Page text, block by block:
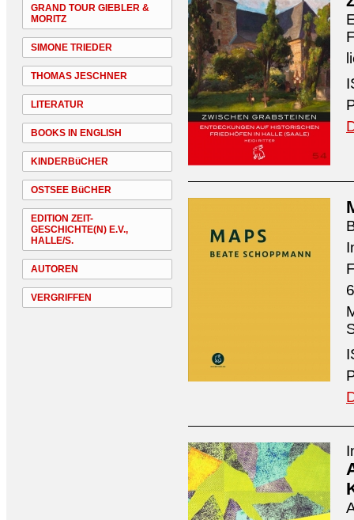
GRAND TOUR GIEBLER &
MORITZ
SIMONE TRIEDER
THOMAS JESCHNER
LITERATUR
BOOKS IN ENGLISH
KINDERBüCHER
OSTSEE BüCHER
EDITION ZEIT-
GESCHICHTE(N) E.V.,
HALLE/S.
AUTOREN
VERGRIFFEN